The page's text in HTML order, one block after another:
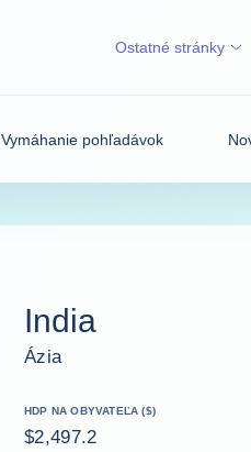
Vymáhanie pohľadávok
Ostatné stránky
India
Ázia
HDP NA OBYVATEĽA ($)
$2,497.2